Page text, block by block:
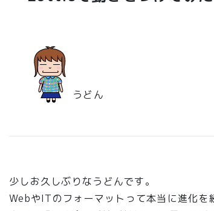
うどん
少しお久しぶりなうどんです。
WebやITのフォーマットって本当に進化を